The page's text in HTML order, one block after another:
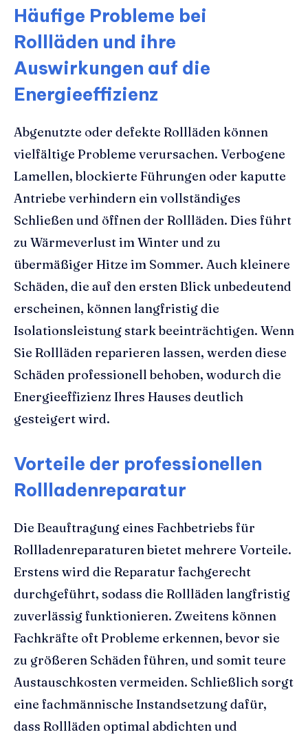
Häufige Probleme bei
Rollläden und ihre
Auswirkungen auf die
Energieeffizienz
Abgenutzte oder defekte Rollläden können
vielfältige Probleme verursachen. Verbogene
Lamellen, blockierte Führungen oder kaputte
Antriebe verhindern ein vollständiges
Schließen und öffnen der Rollläden. Dies führt
zu Wärmeverlust im Winter und zu
übermäßiger Hitze im Sommer. Auch kleinere
Schäden, die auf den ersten Blick unbedeutend
erscheinen, können langfristig die
Isolationsleistung stark beeinträchtigen. Wenn
Sie Rollläden reparieren lassen, werden diese
Schäden professionell behoben, wodurch die
Energieeffizienz Ihres Hauses deutlich
gesteigert wird.
Vorteile der professionellen
Rollladenreparatur
Die Beauftragung eines Fachbetriebs für
Rollladenreparaturen bietet mehrere Vorteile.
Erstens wird die Reparatur fachgerecht
durchgeführt, sodass die Rollläden langfristig
zuverlässig funktionieren. Zweitens können
Fachkräfte oft Probleme erkennen, bevor sie
zu größeren Schäden führen, und somit teure
Austauschkosten vermeiden. Schließlich sorgt
eine fachmännische Instandsetzung dafür,
dass Rollläden optimal abdichten und